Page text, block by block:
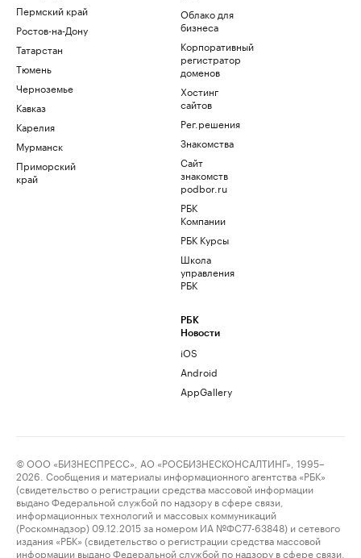
Пермский край
Ростов-на-Дону
Татарстан
Тюмень
Черноземье
Кавказ
Карелия
Мурманск
Приморский
край
Облако для
бизнеса
Корпоративный
регистратор
доменов
Хостинг
сайтов
Рег.решения
Знакомства
Сайт
знакомств
podbor.ru
РБК
Компании
РБК Курсы
Школа
управления
РБК
РБК
Новости
iOS
Android
AppGallery
© ООО «БИЗНЕСПРЕСС», АО «РОСБИЗНЕСКОНСАЛТИНГ», 1995–
2026. Сообщения и материалы информационного агентства «РБК»
(свидетельство о регистрации средства массовой информации
выдано Федеральной службой по надзору в сфере связи,
информационных технологий и массовых коммуникаций
(Роскомнадзор) 09.12.2015 за номером ИА №ФС77-63848) и сетевого
издания «РБК» (свидетельство о регистрации средства массовой
информации выдано Федеральной службой по надзору в сфере связи,